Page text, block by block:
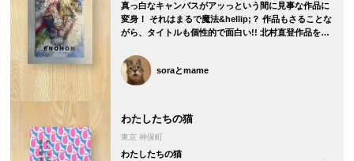
真っ白なキャンバスがアッっという間に見事な作品に
変身！ それはまるで魔法&hellip;？ 作品もさることな
がら、タイトルも個性的で面白い!! 北村直登作品を…
soraとmame
わたしたちの猫
東京 神保町
わたしたちの猫